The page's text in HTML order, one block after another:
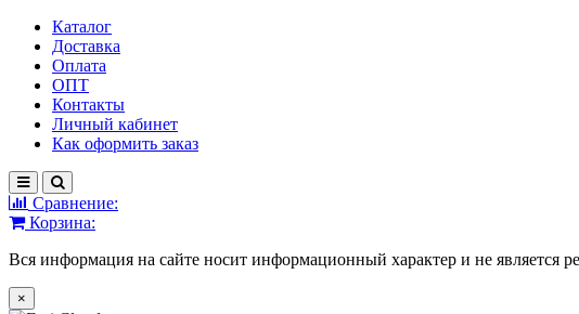
Каталог
Доставка
Оплата
ОПТ
Контакты
Личный кабинет
Как оформить заказ
Сравнение:
Корзина:
Вся информация на сайте носит информационный характер и не
×